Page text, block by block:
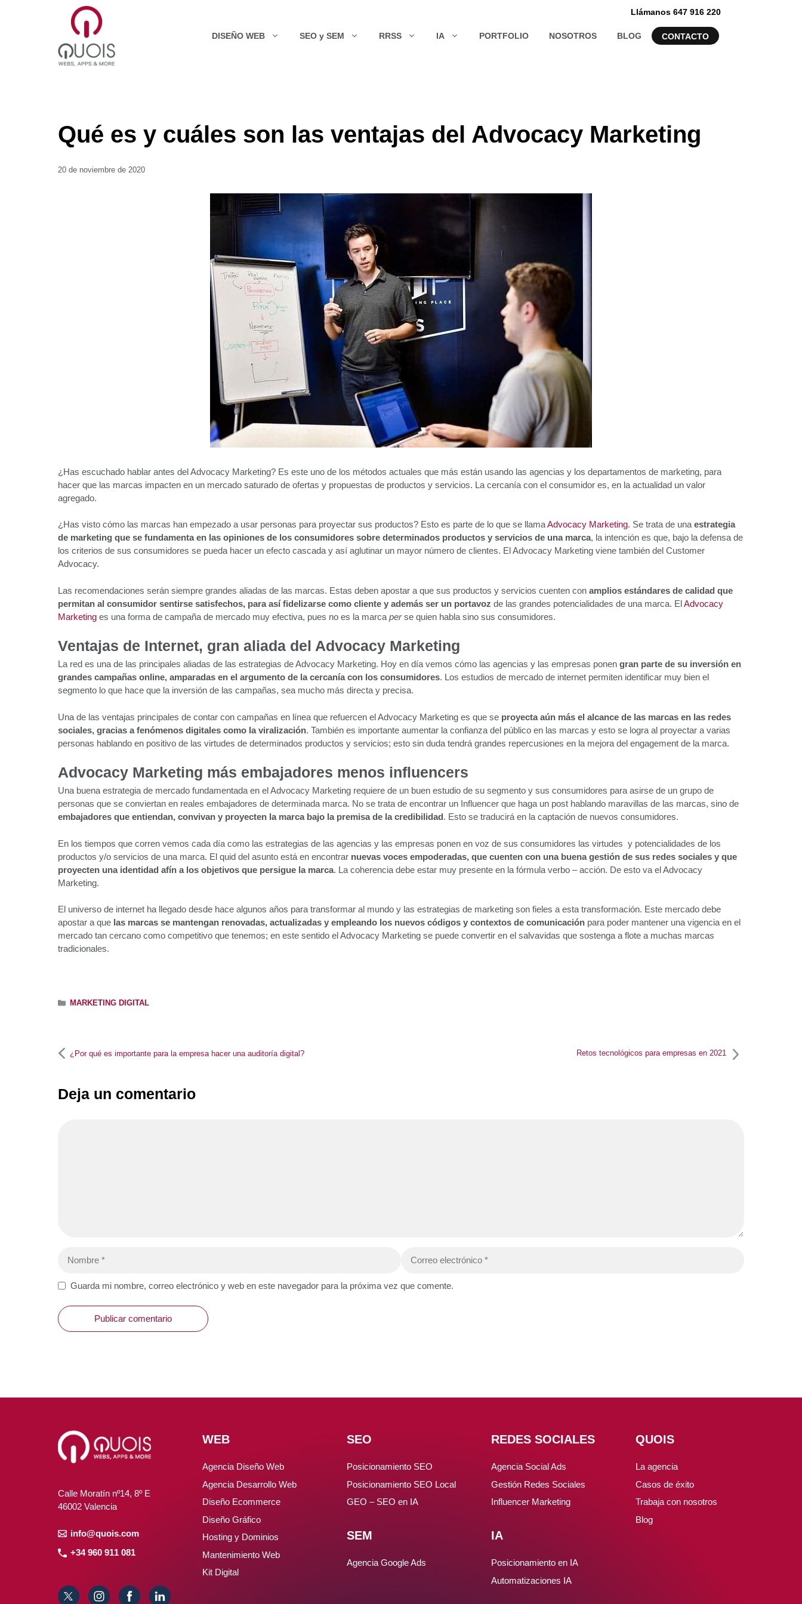
DISEÑO WEB SEO y SEM RRSS IA PORTFOLIO NOSOTROS BLOG CONTACTO
Llámanos 647 916 220
Qué es y cuáles son las ventajas del Advocacy Marketing
20 de noviembre de 2020
¿Has escuchado hablar antes del Advocacy Marketing? Es este uno de los métodos actuales que más están usando las agencias y los departamentos de marketing, para
hacer que las marcas impacten en un mercado saturado de ofertas y propuestas de productos y servicios. La cercanía con el consumidor es, en la actualidad un valor
agregado.
¿Has visto cómo las marcas han empezado a usar personas para proyectar sus productos? Esto es parte de lo que se llamaAdvocacy Marketing. Se trata de unaestrategia
de marketing que se fundamenta en las opiniones de los consumidores sobre determinados productos y servicios de una marca, la intención es que, bajo la defensa de
los criterios de sus consumidores se pueda hacer un efecto cascada y así aglutinar un mayor número de clientes. El Advocacy Marketing viene también del Customer
Advocacy.
Las recomendaciones serán siempre grandes aliadas de las marcas. Estas deben apostar a que sus productos y servicios cuenten con amplios estándares de calidad que
permitan al consumidor sentirse satisfechos, para así fidelizarse como cliente y además ser un portavoz de las grandes potencialidades de una marca. ElAdvocacy
Marketing es una forma de campaña de mercado muy efectiva, pues no es la marca perse quien habla sino sus consumidores.
Ventajas de Internet, gran aliada del Advocacy Marketing
La red es una de las principales aliadas de las estrategias de Advocacy Marketing. Hoy en día vemos cómo las agencias y las empresas ponen gran parte de su inversión en
grandes campañas online, amparadas en el argumento de la cercanía con los consumidores. Los estudios de mercado de internet permiten identificar muy bien el
segmento lo que hace que la inversión de las campañas, sea mucho más directa y precisa.
Una de las ventajas principales de contar con campañas en línea que refuercen el Advocacy Marketing es que se proyecta aún más el alcance de las marcas en las redes
sociales, gracias a fenómenos digitales como la viralización. También es importante aumentar la confianza del público en las marcas y esto se logra al proyectar a varias
personas hablando en positivo de las virtudes de determinados productos y servicios; esto sin duda tendrá grandes repercusiones en la mejora del engagement de la marca.
Advocacy Marketing más embajadores menos influencers
Una buena estrategia de mercado fundamentada en el Advocacy Marketing requiere de un buen estudio de su segmento y sus consumidores para asirse de un grupo de
personas que se conviertan en reales embajadores de determinada marca. No se trata de encontrar un Influencer que haga un post hablando maravillas de las marcas, sino de
embajadores que entiendan, convivan y proyecten la marca bajo la premisa de la credibilidad. Esto se traducirá en la captación de nuevos consumidores.
En los tiempos que corren vemos cada día como las estrategias de las agencias y las empresas ponen en voz de sus consumidores las virtudes y potencialidades de los
productos y/o servicios de una marca. El quid del asunto está en encontrar nuevas voces empoderadas, que cuenten con una buena gestión de sus redes sociales y que
proyecten una identidad afín a los objetivos que persigue la marca. La coherencia debe estar muy presente en la fórmula verbo – acción. De esto va el Advocacy
Marketing.
El universo de internet ha llegado desde hace algunos años para transformar al mundo y las estrategias de marketing son fieles a esta transformación. Este mercado debe
apostar a que las marcas se mantengan renovadas, actualizadas y empleando los nuevos códigos y contextos de comunicación para poder mantener una vigencia en el
mercado tan cercano como competitivo que tenemos; en este sentido el Advocacy Marketing se puede convertir en el salvavidas que sostenga a flote a muchas marcas
tradicionales.
Categorías
MARKETING DIGITAL
¿Por qué es importante para la empresa hacer una auditoría digital? Retos tecnológicos para empresas en 2021
Deja un comentario
electrónico
WebGuarda mi nombre, correo electrónico y web en este navegador para la próxima vez que comente.
Calle Moratín nº14, 8º E
46002 Valencia
info@quois.com
+34 960 911 081
WEB
Agencia Diseño Web
Agencia Desarrollo Web
Diseño Ecommerce
Diseño Gráfico
Hosting y Dominios
Mantenimiento Web
Kit Digital
SEO
Posicionamiento SEO
Posicionamiento SEO Local
GEO – SEO en IA
SEM
Agencia Google Ads
REDES SOCIALES
Agencia Social Ads
Gestión Redes Sociales
Influencer Marketing
IA
Posicionamiento en IA
Automatizaciones IA
QUOIS
La agencia
Casos de éxito
Trabaja con nosotros
Blog